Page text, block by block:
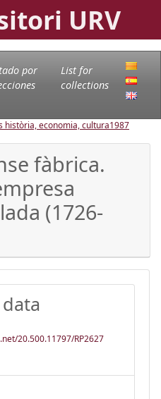
URV
por
List for
collections
història, economia, cultura1987
fàbrica.
(1726-
20.500.11797/RP2627